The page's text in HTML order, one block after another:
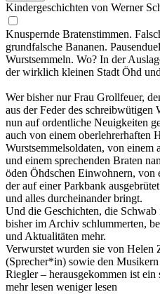
Kindergeschichten von Werner
Knuspernde Bratenstimmen.
grundfalsche Bananen.
Wurstsemmeln. Wo? In der
der wirklich kleinen Stadt Öhd
Wer bisher nur Frau Grollfeuer,
aus der Feder des schreibwütigen
nun auf ordentliche Neuigkeiten
auch von einem oberlehrerhaften
Wurstsemmelsoldaten, von einem
und einem sprechenden Braten
öden Öhdschen Einwohnern, von
der auf einer Parkbank
und alles durcheinander bringt.
Und die Geschichten, die
bisher im Archiv schlummerten,
und Aktualitäten mehr.
Verwurstet wurden sie von Helen
(Sprecher*in) sowie den
Riegler – herausgekommen ist
mehr lesen weniger lesen